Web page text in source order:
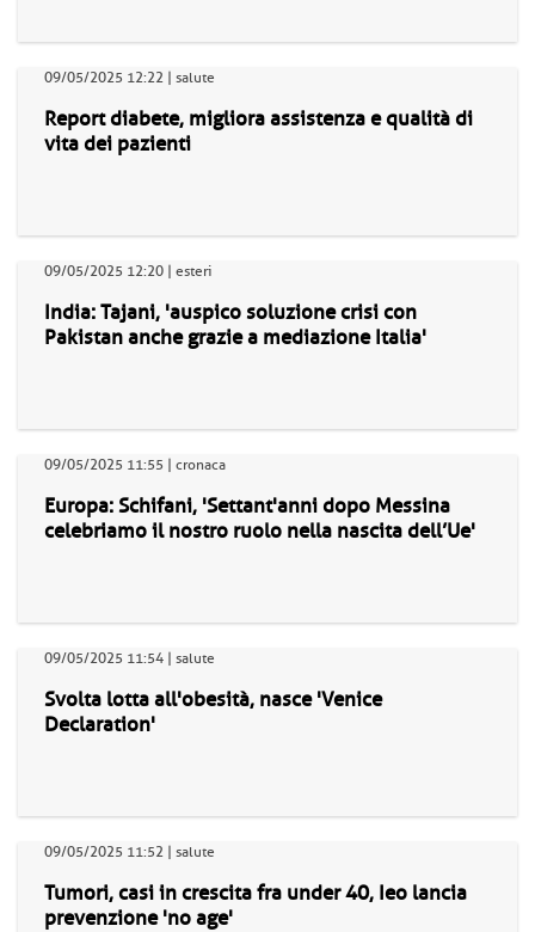
09/05/2025 12:22 | salute
Report diabete, migliora assistenza e qualità di
vita dei pazienti
09/05/2025 12:20 | esteri
India: Tajani, 'auspico soluzione crisi con
Pakistan anche grazie a mediazione Italia'
09/05/2025 11:55 | cronaca
Europa: Schifani, 'Settant'anni dopo Messina
celebriamo il nostro ruolo nella nascita dell’Ue'
09/05/2025 11:54 | salute
Svolta lotta all'obesità, nasce 'Venice
Declaration'
09/05/2025 11:52 | salute
Tumori, casi in crescita fra under 40, Ieo lancia
prevenzione 'no age'